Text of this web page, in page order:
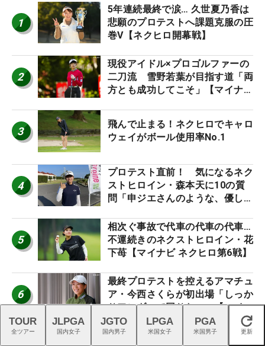
1
5年連続最終で涙… 久世夏乃香は
悲願のプロテストへ課題克服の圧
巻V【ネクヒロ開幕戦】
2
現役アイドル×プロゴルファーの
二刀流 雪野若葉が目指す道「両
方とも成功してこそ」【マイナビ
3
飛んで止まる！ネクヒロでキャロ
ウェイがボール使用率No.1
4
プロテスト直前！ 気になるネク
ストヒロイン・森本天に10の質
問「申ジエさんのような、優しく
になりたいです」
5
相次ぐ事故で代車の代車の代車…
不運続きのネクストヒロイン・花
下苺【マイナビ ネクヒロ第6戦】
6
最終プロテストを控えるアマチュ
ア・今西さくらが初出場「しっか
りアンダーで回りたい」【マイナ
ビ ネクストヒロインツアー】閉じる
TOUR
全ツアー
JLPGA
国内女子
JGTO
国内男子
LPGA
米国女子
PGA
米国男子 更新